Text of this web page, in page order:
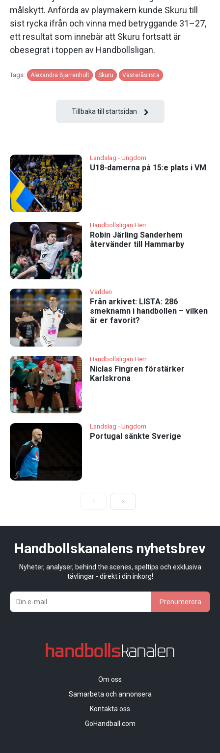
målskytt. Anförda av playmakern kunde Skuru till
sist rycka ifrån och vinna med betryggande 31–27,
ett resultat som innebär att Skuru fortsatt är
obesegrat i toppen av Handbollsligan.
Tags: Alexandra Bjärrenholt Skuru VästeråsIrsta
Tillbaka till startsidan
Landslag - Ungdom
U18-damerna på 15:e plats i VM
Handbollsligan Herr
Robin Järling Sanderhem
återvänder till Hammarby
Världen
Från arkivet: LISTA: 286
smeknamn i handbollen – vilken
är er favorit?
Handbollsligan Herr
Niclas Fingren förstärker
Karlskrona
Landslag - Ungdom
Portugal sänkte Sverige
Handbollskanalens nyhetsbrev
Nyheter, analyser, behind the scenes, speltips och exklusiva
tävlingar - direkt i din inkorg!
Prenumerera
Om oss
Samarbeta och annonsera
Kontakta oss
GoHandball.com